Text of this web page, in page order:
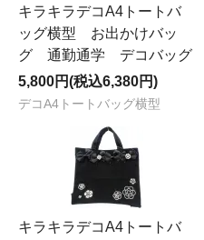
キラキラデコA4トートバ
ッグ横型 お出かけバッ
グ 通勤通学 デコバッグ
5,800円(税込6,380円)
デコA4トートバッグ横型
キラキラデコA4トートバ